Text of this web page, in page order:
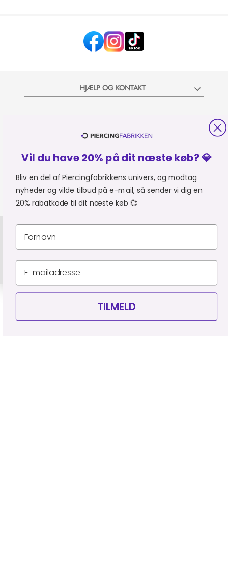
HJÆLP OG KONTAKT
SHOPPER FRA:
Privatlivspolitik Leveringsbetingelser
Vil du have 20% på dit næste køb? 💎
Bliv en del af Piercingfabrikkens univers, og modtag
nyheder og vilde tilbud på e-mail, så sender vi dig en
20% rabatkode til dit næste køb 💞
TILMELD